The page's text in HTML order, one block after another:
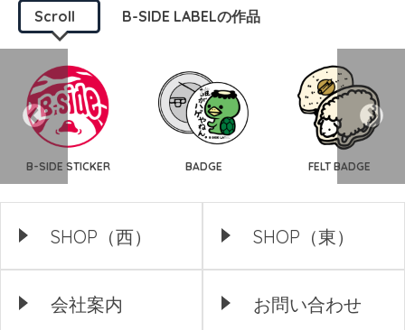
Scroll B-SIDE LABELの作品
B-SIDE STICKER BADGE FELT BADGE
SHOP（西） SHOP（東）
会社案内 お問い合わせ